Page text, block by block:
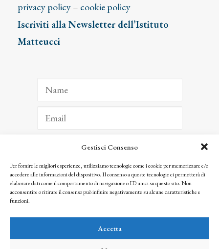
Gestisci Consenso
Per fornire le migliori esperienze, utilizziamo tecnologie come i cookie per memorizzare e/o
accedere alle informazioni del dispositivo. Il consenso a queste tecnologie ci permetterà di
elaborare dati come il comportamento di navigazione o ID unici su questo sito. Non
acconsentire o ritirare il consenso può influire negativamente su alcune caratteristiche e
funzioni.
Accetta
privacy policy– cookie policy
Iscriviti alla Newsletter dell’Istituto
Matteucci
ISCRIVITI
Facendo clic per iscriverti, riconosci che le tue informazioni saranno trattate
seguendo la nostra Privacy Policy
© 2025 Istituto Matteucci. All right reserved
l’autorizzazione scritta dei proprietari dei diritti e dell’Istituto Matteucci